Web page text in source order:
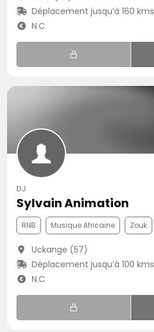
Déplacement jusqu’à 160 kms
N.C
DJ
Sylvain Animation
RNB Musique Africaine Zouk
Uckange (57)
Déplacement jusqu’à 100 kms
N.C